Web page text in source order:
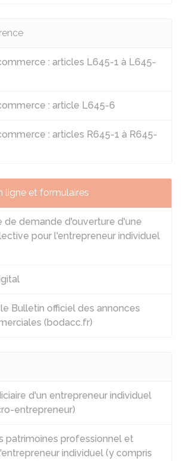
: articles L645-1 à L645-
: article L645-6
: articles R645-1 à R645-
ligne et formulaires
de demande d'ouverture d'une
pour l'entrepreneur individuel
Bulletin officiel des annonces
(bodacc.fr)
d'un entrepreneur individuel
entrepreneur)
patrimoines professionnel et
individuel (y compris